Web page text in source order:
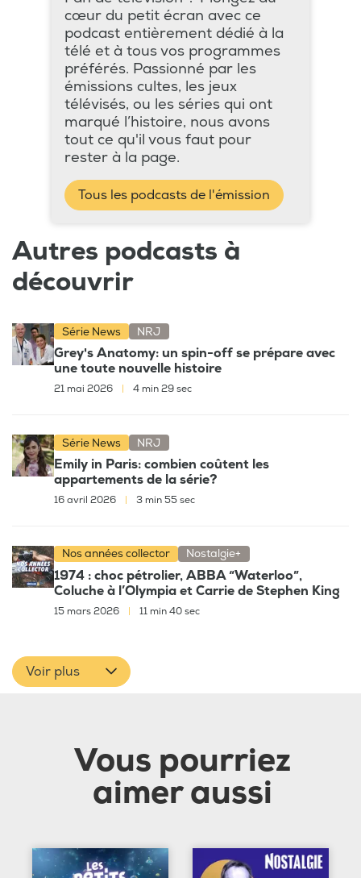
cœur du petit écran avec ce
podcast entièrement dédié à la
télé et à tous vos programmes
préférés. Passionné par les
émissions cultes, les jeux
télévisés, ou les séries qui ont
marqué l’histoire, nous avons
tout ce qu'il vous faut pour
rester à la page.
Tous les podcasts de l'émission
Autres podcasts à
découvrir
Série News NRJ
Grey's Anatomy: un spin-off se prépare avec
une toute nouvelle histoire
21 mai 2026 4 min 29 sec
Série News NRJ
Emily in Paris: combien coûtent les
appartements de la série?
16 avril 2026 3 min 55 sec
Nos années collector Nostalgie+
1974 : choc pétrolier, ABBA “Waterloo”,
Coluche à l’Olympia et Carrie de Stephen King
15 mars 2026 | 11 min 40 sec
Voir plus
Vous pourriez
aimer aussi